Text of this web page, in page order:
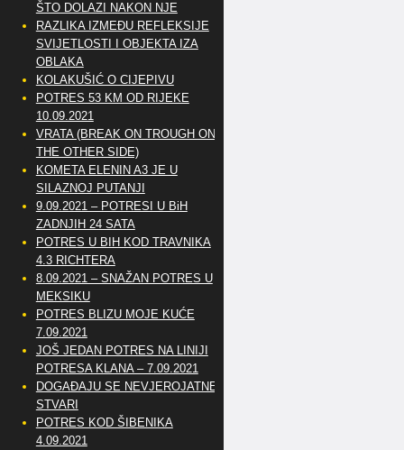
ŠTO DOLAZI NAKON NJE
RAZLIKA IZMEĐU REFLEKSIJE
SVIJETLOSTI I OBJEKTA IZA
OBLAKA
KOLAKUŠIĆ O CIJEPIVU
POTRES 53 KM OD RIJEKE
10.09.2021
VRATA (BREAK ON TROUGH ON
THE OTHER SIDE)
KOMETA ELENIN A3 JE U
SILAZNOJ PUTANJI
9.09.2021 – POTRESI U BiH
ZADNJIH 24 SATA
POTRES U BIH KOD TRAVNIKA
4.3 RICHTERA
8.09.2021 – SNAŽAN POTRES U
MEKSIKU
POTRES BLIZU MOJE KUĆE
7.09.2021
JOŠ JEDAN POTRES NA LINIJI
POTRESA KLANA – 7.09.2021
DOGAĐAJU SE NEVJEROJATNE
STVARI
POTRES KOD ŠIBENIKA
4.09.2021